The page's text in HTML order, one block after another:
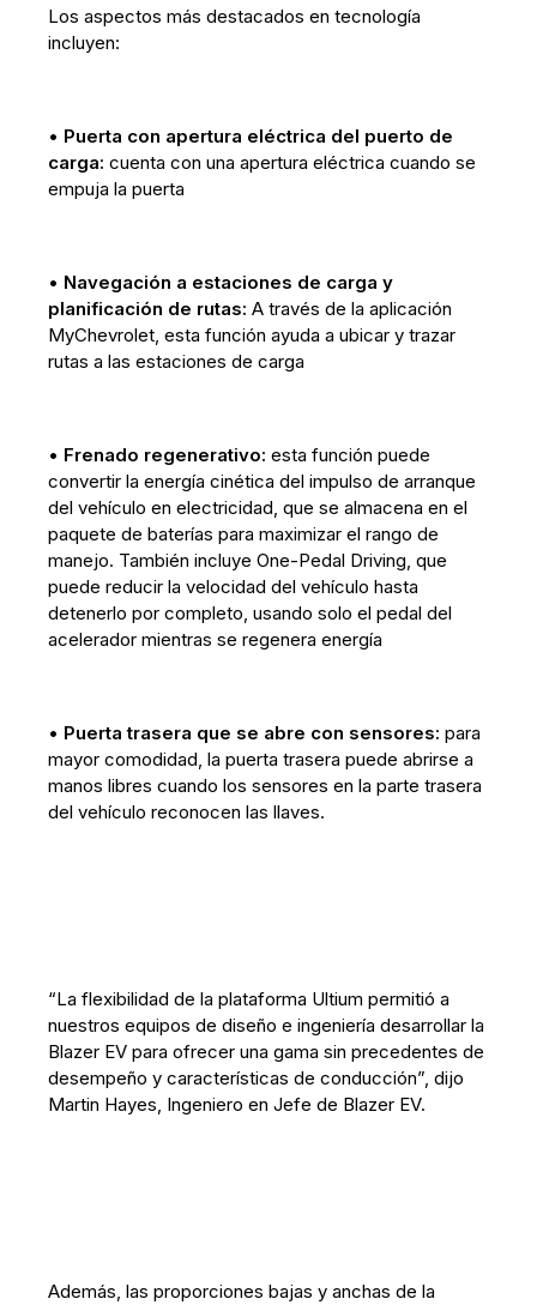
Los aspectos más destacados en tecnología
incluyen:
• Puerta con apertura eléctrica del puerto de
carga: cuenta con una apertura eléctrica cuando se
empuja la puerta
• Navegación a estaciones de carga y
planificación de rutas: A través de la aplicación
MyChevrolet, esta función ayuda a ubicar y trazar
rutas a las estaciones de carga
• Frenado regenerativo: esta función puede
convertir la energía cinética del impulso de arranque
del vehículo en electricidad, que se almacena en el
paquete de baterías para maximizar el rango de
manejo. También incluye One-Pedal Driving, que
puede reducir la velocidad del vehículo hasta
detenerlo por completo, usando solo el pedal del
acelerador mientras se regenera energía
• Puerta trasera que se abre con sensores: para
mayor comodidad, la puerta trasera puede abrirse a
manos libres cuando los sensores en la parte trasera
del vehículo reconocen las llaves.
“La flexibilidad de la plataforma Ultium permitió a
nuestros equipos de diseño e ingeniería desarrollar la
Blazer EV para ofrecer una gama sin precedentes de
desempeño y características de conducción”, dijo
Martin Hayes, Ingeniero en Jefe de Blazer EV.
Además, las proporciones bajas y anchas de la